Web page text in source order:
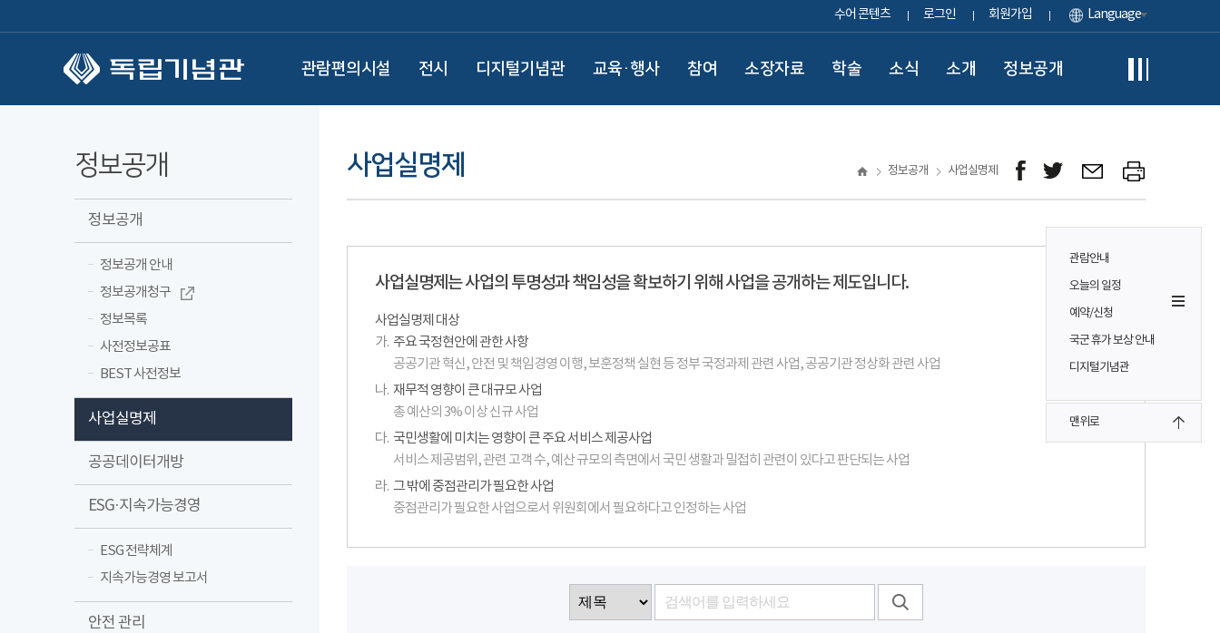
수어 콘텐츠 로그인 회원가입 Language
관람편의시설 전시 디지털기념관 교육·행사 참여 소장자료 학술 소식 소개 정보공개
관람안내
오늘의 일정
예약/신청
국군 휴가 보상 안내
디지털기념관
맨위로
정보공개
정보공개
정보공개 안내
정보공개청구
정보목록
사전정보공표
BEST 사전정보
사업실명제
공공데이터개방
ESG·지속가능경영
ESG 전략체계
지속가능경영 보고서
안전 관리
사업실명제 정보공개 사업실명제
사업실명제는 사업의 투명성과 책임성을 확보하기 위해 사업을 공개하는 제도입니다.
사업실명제 대상
가. 주요 국정현안에 관한 사항
공공기관 혁신, 안전 및 책임경영 이행, 보훈정책 실현 등 정부 국정과제 관련 사업, 공공기관 정상화 관련 사업
나. 재무적 영향이 큰 대규모 사업
총 예산의 3% 이상 신규 사업
다. 국민생활에 미치는 영향이 큰 주요 서비스 제공사업
서비스 제공범위, 관련 고객 수, 예산 규모의 측면에서 국민 생활과 밀접히 관련이 있다고 판단되는 사업
라. 그 밖에 중점관리가 필요한 사업
중점관리가 필요한 사업으로서 위원회에서 필요하다고 인정하는 사업